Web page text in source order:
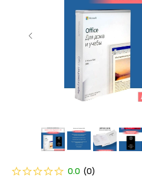
0.0 (0)